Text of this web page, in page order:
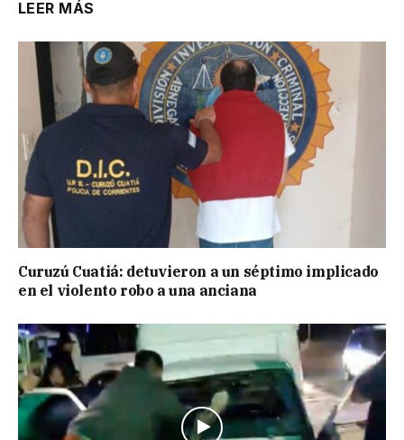
LEER MÁS
Curuzú Cuatiá: detuvieron a un séptimo implicado
en el violento robo a una anciana